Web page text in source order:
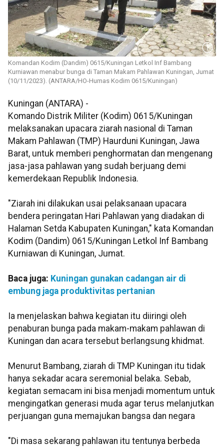
Komandan Kodim (Dandim) 0615/Kuningan Letkol Inf Bambang
Kurniawan menabur bunga di Taman Makam Pahlawan Kuningan, Jumat
(10/11/2023). (ANTARA/HO-Humas Kodim 0615/Kuningan)
Kuningan (ANTARA) -
Komando Distrik Militer (Kodim) 0615/Kuningan
melaksanakan upacara ziarah nasional di Taman
Makam Pahlawan (TMP) Haurduni Kuningan, Jawa
Barat, untuk memberi penghormatan dan mengenang
jasa-jasa pahlawan yang sudah berjuang demi
kemerdekaan Republik Indonesia.
"Ziarah ini dilakukan usai pelaksanaan upacara
bendera peringatan Hari Pahlawan yang diadakan di
Halaman Setda Kabupaten Kuningan," kata Komandan
Kodim (Dandim) 0615/Kuningan Letkol Inf Bambang
Kurniawan di Kuningan, Jumat.
Baca juga: Kuningan gunakan cadangan air di
embung jaga produktivitas pertanian
Ia menjelaskan bahwa kegiatan itu diiringi oleh
penaburan bunga pada makam-makam pahlawan di
Kuningan dan acara tersebut berlangsung khidmat.
Menurut Bambang, ziarah di TMP Kuningan itu tidak
hanya sekadar acara seremonial belaka. Sebab,
kegiatan semacam ini bisa menjadi momentum untuk
mengingatkan generasi muda agar terus melanjutkan
perjuangan guna memajukan bangsa dan negara
"Di masa sekarang pahlawan itu tentunya berbeda